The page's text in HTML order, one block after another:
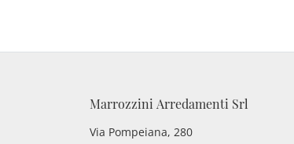
Marrozzini Arredamenti Srl
Via Pompeiana, 280